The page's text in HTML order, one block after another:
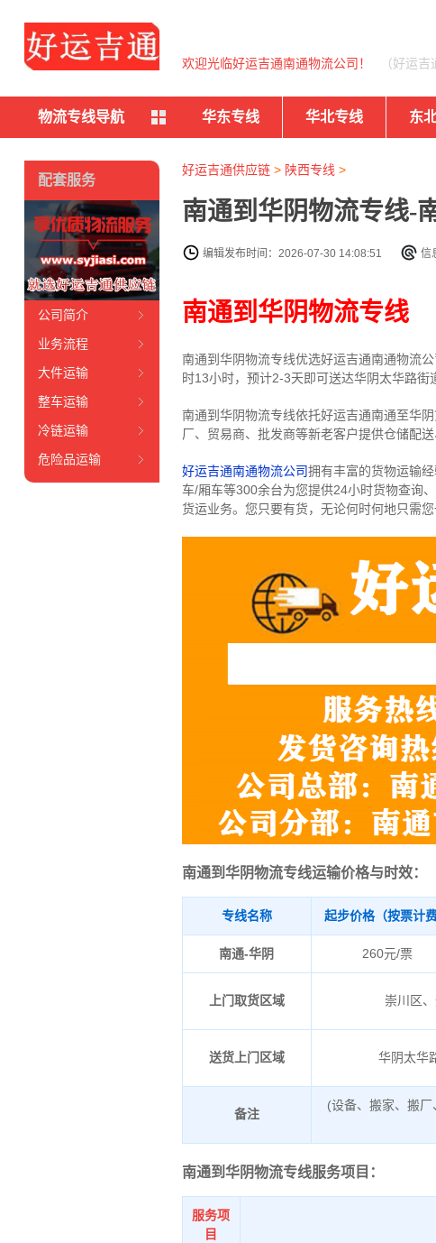
欢迎光临好运吉通南通物流公司！ （好运
物流专线导航 华东专线 华北专线 东
好运吉通供应链> 陕西专线 >
南通到华阴物流专线-
编辑发布时间：2026-07-30 14:08:51 信
南通到华阴物流专线
南通到华阴物流专线优选好运吉通南通物流
时13小时，预计2-3天即可送达华阴太华路街
南通到华阴物流专线依托好运吉通南通至华
厂、贸易商、批发商等新老客户提供仓储配
好运吉通南通物流公司拥有丰富的货物运输
车/厢车等300余台为您提供24小时货物查询
货运业务。 您只要有货，无论何时何地只需
南通到华阴物流专线运输价格与时效：
专线名称 起步价格（按票计费
南通-华阴 260元/票
上门取货区域 崇川区
送货上门区域 华阴太华
备注
(设备、搬家、搬
南通到华阴物流专线服务项目：
服务项
目
配套服务
公司简介
业务流程
大件运输
整车运输
冷链运输
危险品运输